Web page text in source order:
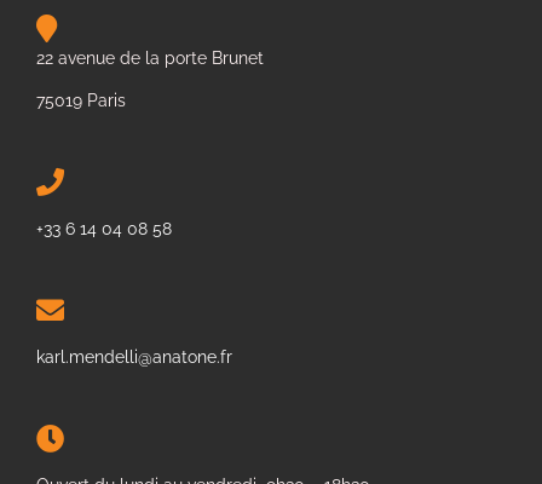
22 avenue de la porte Brunet
75019 Paris
+33 6 14 04 08 58
karl.mendelli@anatone.fr